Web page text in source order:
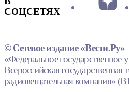
СОЦСЕТЯХ
© Сетевое издание «Вести.Ру»
«Федеральное государственное
Всероссийская государственная
радиовещательная компания»